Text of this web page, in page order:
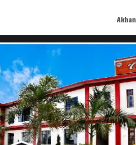
Akhand Bharat welcomes you